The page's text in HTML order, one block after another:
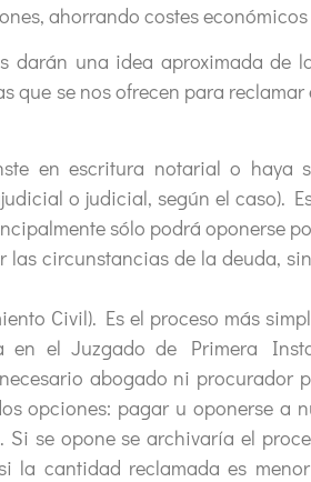
ahorrando costes económicos
darán una idea aproximada de
que se nos ofrecen para
en escritura notarial o haya
o judicial, según el caso).
sólo podrá oponerse
circunstancias de la deuda,
Civil). Es el proceso más
en el Juzgado de Primera
abogado ni procurador
opciones: pagar u oponerse a
se opone se archivaría el
cantidad reclamada es